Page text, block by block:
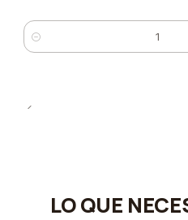
Quantity
LO QUE